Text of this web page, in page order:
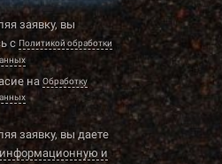
заявку, вы
с Политикой обработки
на Обработку
заявку, вы даете
информационную и